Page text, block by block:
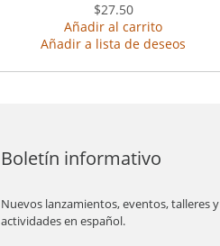
$27.50
Añadir al carrito
Añadir a lista de deseos
Boletín informativo
Nuevos lanzamientos, eventos, talleres y
actividades en español.